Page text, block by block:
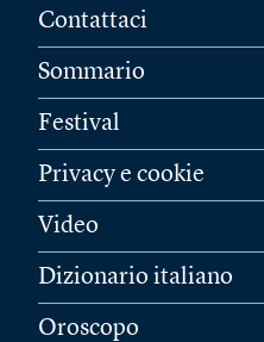
Contattaci
Sommario
Festival
Privacy e cookie
Video
Dizionario italiano
Oroscopo